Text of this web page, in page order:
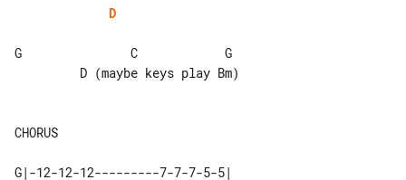
D
G               C            G